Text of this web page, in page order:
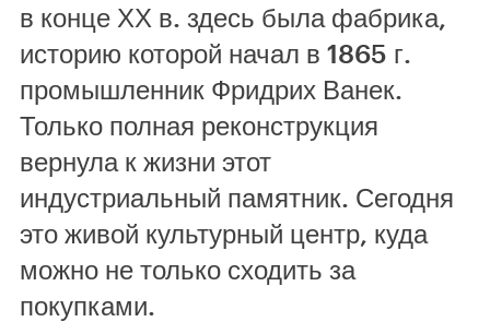
в конце ХХ в. здесь была фабрика,
историю которой начал в 1865 г.
промышленник Фридрих Ванек.
Только полная реконструкция
вернула к жизни этот
индустриальный памятник. Сегодня
это живой культурный центр, куда
можно не только сходить за
покупками.